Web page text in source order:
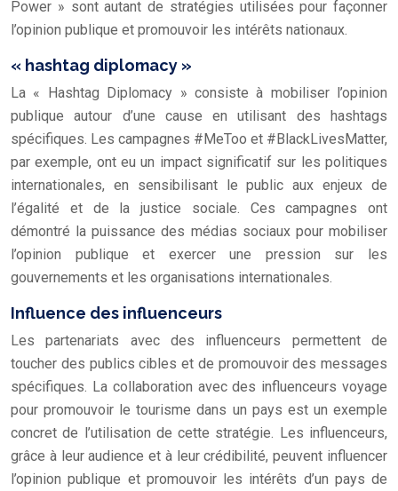
Power » sont autant de stratégies utilisées pour façonner
l’opinion publique et promouvoir les intérêts nationaux.
« hashtag diplomacy »
La « Hashtag Diplomacy » consiste à mobiliser l’opinion
publique autour d’une cause en utilisant des hashtags
spécifiques. Les campagnes #MeToo et #BlackLivesMatter,
par exemple, ont eu un impact significatif sur les politiques
internationales, en sensibilisant le public aux enjeux de
l’égalité et de la justice sociale. Ces campagnes ont
démontré la puissance des médias sociaux pour mobiliser
l’opinion publique et exercer une pression sur les
gouvernements et les organisations internationales.
Influence des influenceurs
Les partenariats avec des influenceurs permettent de
toucher des publics cibles et de promouvoir des messages
spécifiques. La collaboration avec des influenceurs voyage
pour promouvoir le tourisme dans un pays est un exemple
concret de l’utilisation de cette stratégie. Les influenceurs,
grâce à leur audience et à leur crédibilité, peuvent influencer
l’opinion publique et promouvoir les intérêts d’un pays de